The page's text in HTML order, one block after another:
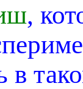
,
в